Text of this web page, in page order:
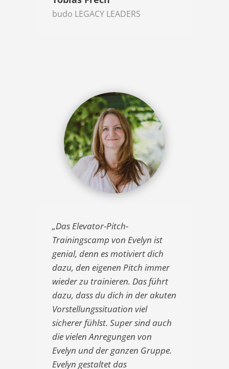
budo LEGACY LEADERS
„Das Elevator-Pitch-
Trainingscamp von Evelyn ist
genial, denn es motiviert dich
dazu, den eigenen Pitch immer
wieder zu trainieren. Das führt
dazu, dass du dich in der akuten
Vorstellungssituation viel
sicherer fühlst. Super sind auch
die vielen Anregungen von
Evelyn und der ganzen Gruppe.
Evelyn gestaltet das